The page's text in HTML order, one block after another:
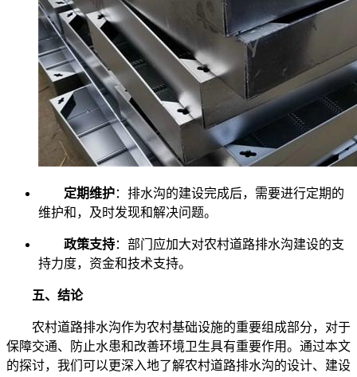
定期维护：排水沟的建设完成后，需要进行定期的
维护和，及时发现和解决问题。
政策支持：部门应加大对农村道路排水沟建设的支
持力度，资金和技术支持。
五、结论
农村道路排水沟作为农村基础设施的重要组成部分，对于
保障交通、防止水患和改善环境卫生具有重要作用。通过本文
的探讨，我们可以更深入地了解农村道路排水沟的设计、建设